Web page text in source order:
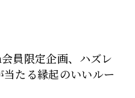
員限定企画、ハズレ
たる縁起のいいルー